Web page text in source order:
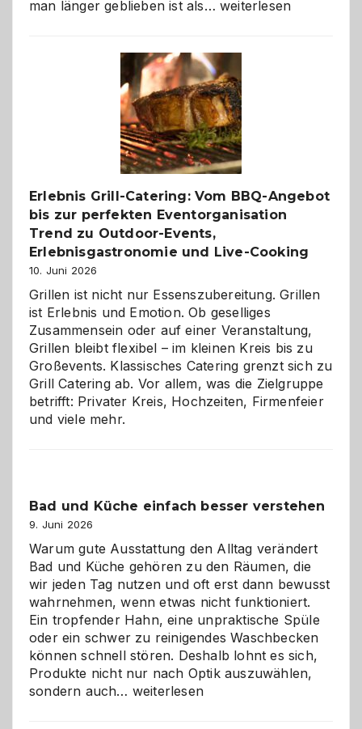
man länger geblieben ist als… Als
–
die
Gelegenheit,
neue
Reiseziele
zu
entdecken
weiterlesen
Erlebnis Grill-Catering: Vom BBQ-Angebot
bis zur perfekten Eventorganisation
Trend zu Outdoor-Events,
Erlebnisgastronomie und Live-Cooking
10. Juni 2026
Grillen ist nicht nur Essenszubereitung. Grillen
ist Erlebnis und Emotion. Ob geselliges
Zusammensein oder auf einer Veranstaltung,
Grillen bleibt flexibel – im kleinen Kreis bis zu
Großevents. Klassisches Catering grenzt sich zu
Grill Catering ab. Vor allem, was die Zielgruppe
betrifft: Privater Kreis, Hochzeiten, Firmenfeier
und viele mehr.
Bad und Küche einfach besser verstehen
9. Juni 2026
Warum gute Ausstattung den Alltag verändert
Bad und Küche gehören zu den Räumen, die
wir jeden Tag nutzen und oft erst dann bewusst
wahrnehmen, wenn etwas nicht funktioniert.
Ein tropfender Hahn, eine unpraktische Spüle
oder ein schwer zu reinigendes Waschbecken
können schnell stören. Deshalb lohnt es sich,
Produkte nicht nur nach Optik auszuwählen,
sondern auch… Bad
weiterlesen